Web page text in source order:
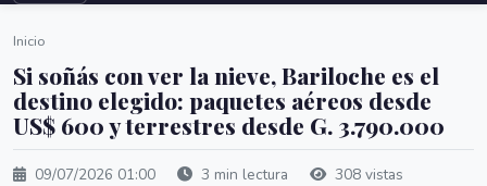
Inicio
Si soñás con ver la nieve, Bariloche es el
destino elegido: paquetes aéreos desde
US$ 600 y terrestres desde G. 3.790.000
09/07/2026 01:00 3 min lectura 308 vistas